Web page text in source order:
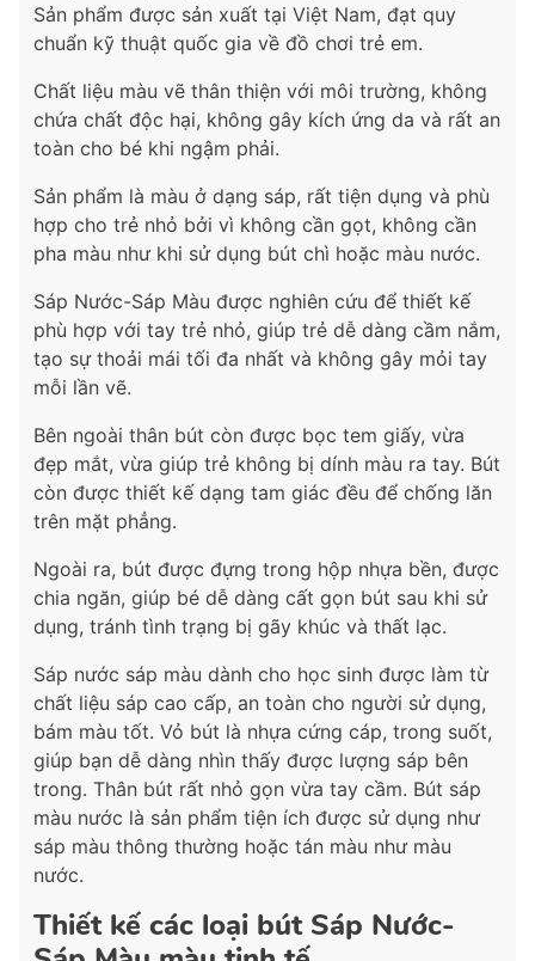
Sản phẩm được sản xuất tại Việt Nam, đạt quy
chuẩn kỹ thuật quốc gia về đồ chơi trẻ em.
Chất liệu màu vẽ thân thiện với môi trường, không
chứa chất độc hại, không gây kích ứng da và rất an
toàn cho bé khi ngậm phải.
Sản phẩm là màu ở dạng sáp, rất tiện dụng và phù
hợp cho trẻ nhỏ bởi vì không cần gọt, không cần
pha màu như khi sử dụng bút chì hoặc màu nước.
Sáp Nước-Sáp Màu được nghiên cứu để thiết kế
phù hợp với tay trẻ nhỏ, giúp trẻ dễ dàng cầm nắm,
tạo sự thoải mái tối đa nhất và không gây mỏi tay
mỗi lần vẽ.
Bên ngoài thân bút còn được bọc tem giấy, vừa
đẹp mắt, vừa giúp trẻ không bị dính màu ra tay. Bút
còn được thiết kế dạng tam giác đều để chống lăn
trên mặt phẳng.
Ngoài ra, bút được đựng trong hộp nhựa bền, được
chia ngăn, giúp bé dễ dàng cất gọn bút sau khi sử
dụng, tránh tình trạng bị gãy khúc và thất lạc.
Sáp nước sáp màu dành cho học sinh được làm từ
chất liệu sáp cao cấp, an toàn cho người sử dụng,
bám màu tốt. Vỏ bút là nhựa cứng cáp, trong suốt,
giúp bạn dễ dàng nhìn thấy được lượng sáp bên
trong. Thân bút rất nhỏ gọn vừa tay cầm. Bút sáp
màu nước là sản phẩm tiện ích được sử dụng như
sáp màu thông thường hoặc tán màu như màu
nước.
Thiết kế các loại bút Sáp Nước-